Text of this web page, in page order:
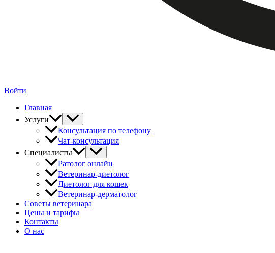
Войти
Главная
Услуги
Консультация по телефону
Чат-консультация
Специалисты
Ратолог онлайн
Ветеринар-диетолог
Диетолог для кошек
Ветеринар-дерматолог
Советы ветеринара
Цены и тарифы
Контакты
О нас